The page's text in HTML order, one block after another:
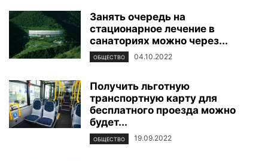
Занять очередь на
стационарное лечение в
санаториях можно через...
ОБЩЕСТВО 04.10.2022
Получить льготную
транспортную карту для
бесплатного проезда можно
будет...
ОБЩЕСТВО 19.09.2022